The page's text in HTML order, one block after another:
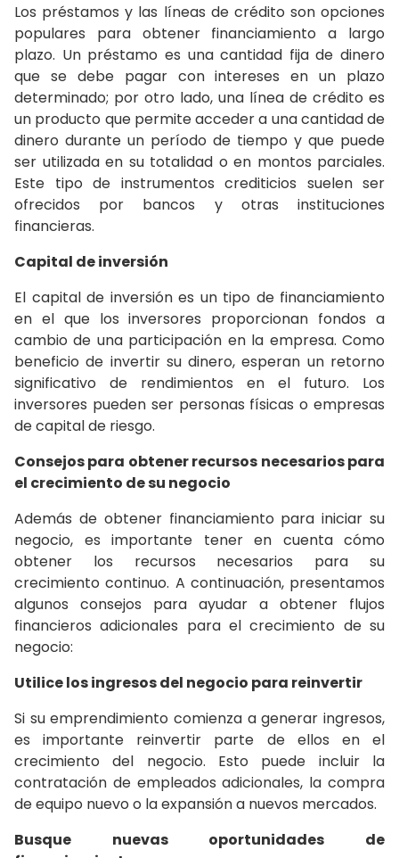
Los préstamos y las líneas de crédito son opciones
populares para obtener financiamiento a largo
plazo. Un préstamo es una cantidad fija de dinero
que se debe pagar con intereses en un plazo
determinado; por otro lado, una línea de crédito es
un producto que permite acceder a una cantidad de
dinero durante un período de tiempo y que puede
ser utilizada en su totalidad o en montos parciales.
Este tipo de instrumentos crediticios suelen ser
ofrecidos por bancos y otras instituciones
financieras.
Capital de inversión
El capital de inversión es un tipo de financiamiento
en el que los inversores proporcionan fondos a
cambio de una participación en la empresa. Como
beneficio de invertir su dinero, esperan un retorno
significativo de rendimientos en el futuro. Los
inversores pueden ser personas físicas o empresas
de capital de riesgo.
Consejos para obtener recursos necesarios para
el crecimiento de su negocio
Además de obtener financiamiento para iniciar su
negocio, es importante tener en cuenta cómo
obtener los recursos necesarios para su
crecimiento continuo. A continuación, presentamos
algunos consejos para ayudar a obtener flujos
financieros adicionales para el crecimiento de su
negocio:
Utilice los ingresos del negocio para reinvertir
Si su emprendimiento comienza a generar ingresos,
es importante reinvertir parte de ellos en el
crecimiento del negocio. Esto puede incluir la
contratación de empleados adicionales, la compra
de equipo nuevo o la expansión a nuevos mercados.
Busque nuevas oportunidades de